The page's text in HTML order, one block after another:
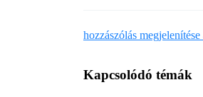
hozzászólás megjelenítése
Kapcsolódó témák